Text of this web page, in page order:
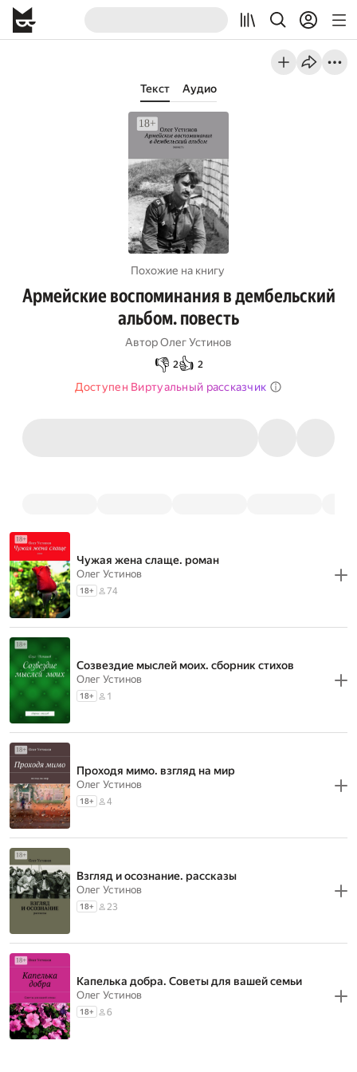
Текст Аудио
Похожие на книгу
Армейские воспоминания в дембельский
альбом. повесть
АвторОлег Устинов
👎 2👍 2
Доступен Виртуальный рассказчик
Чужая жена слаще. роман
Олег Устинов
18+ 74
Созвездие мыслей моих. сборник стихов
Олег Устинов
18+ 1
Проходя мимо. взгляд на мир
Олег Устинов
18+ 4
Взгляд и осознание. рассказы
Олег Устинов
18+ 23
Капелька добра. Советы для вашей семьи
Олег Устинов
18+ 6